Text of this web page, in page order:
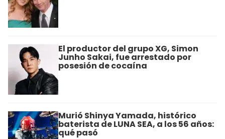
El productor del grupo XG, Simon
Junho Sakai, fue arrestado por
posesión de cocaína
Murió Shinya Yamada, histórico
baterista de LUNA SEA, a los 56 años:
qué pasó